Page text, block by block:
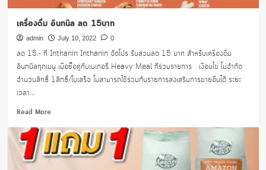
เครื่องดื่ม อินทนิล ลด 15บาท
admin July 10, 2022 0
ลด 15.- ที่ Inthanin Inthanin จัดโปร รับส่วนลด 15 บาท สำหรับเครื่องดื่ม
อินทนิลทุกเมนู เมื่อซื้อคู่กับเบเกอรี่ Heavy Meal ที่ร่วมรายการ เงื่อนไข ไม่จำกัด
จำนวนสิทธิ์ 1สิทธิ์/ใบเสร็จ ไม่สามารถใช้ร่วมกับรายการส่งเสริมการขายอื่นได้ ระยะ
เวลา...
Read MoreRead
about
เครื่อง
ดื่ม